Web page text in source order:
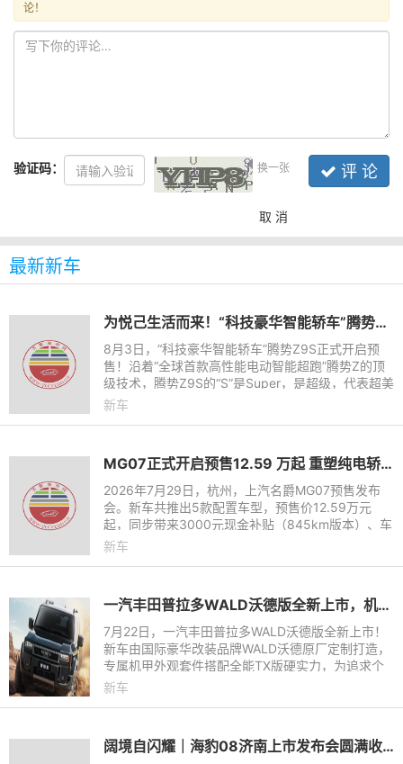
论！
验证码： 换一张 评 论
取 消
最新新车
为悦己生活而来！“科技豪华智能轿车”腾势Z9S开启预售
8月3日，“科技豪华智能轿车”腾势Z9S正式开启预
售！沿着“全球首款高性能电动智能超跑”腾势Z的顶
级技术，腾势Z9S的“S”是Super，是超级，代表超美
颜值、超长续航、超强驾控和超级智能，为悦己生活
新车
MG07正式开启预售12.59 万起 重塑纯电轿跑市场新标杆
2026年7月29日，杭州，上汽名爵MG07预售发布
会。新车共推出5款配置车型，预售价12.59万元
起，同步带来3000元现金补贴（845km版本）、车
漆配色免费选、高阶辅助驾驶免费送等诸多小订权
新车
一汽丰田普拉多WALD沃德版全新上市，机甲风格，硬核来袭！
7月22日，一汽丰田普拉多WALD沃德版全新上市！
新车由国际豪华改装品牌WALD沃德原厂定制打造，
专属机甲外观套件搭配全能TX版硬实力，为追求个
性的玩家带来官方定制硬派越野新选择，官方指导价
新车
阔境自闪耀｜海豹08济南上市发布会圆满收官